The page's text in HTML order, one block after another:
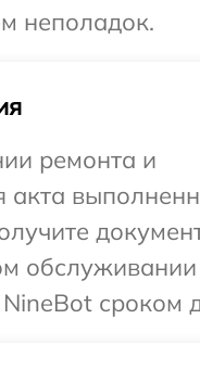
неполадок.
ремонта и
акта
обслуживании
сроком